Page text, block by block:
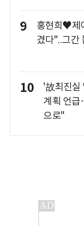
9
홍현희♥제
겼다"..그간
10
'故최진실
계획 언
으로"